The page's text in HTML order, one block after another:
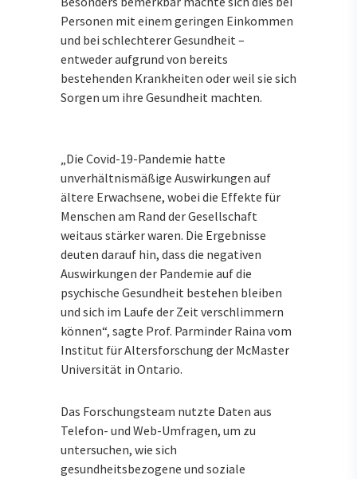
Personen mit einem geringen Einkommen
und bei schlechterer Gesundheit –
entweder aufgrund von bereits
bestehenden Krankheiten oder weil sie sich
Sorgen um ihre Gesundheit machten.
„Die Covid-19-Pandemie hatte
unverhältnismäßige Auswirkungen auf
ältere Erwachsene, wobei die Effekte für
Menschen am Rand der Gesellschaft
weitaus stärker waren. Die Ergebnisse
deuten darauf hin, dass die negativen
Auswirkungen der Pandemie auf die
psychische Gesundheit bestehen bleiben
und sich im Laufe der Zeit verschlimmern
können“, sagte Prof. Parminder Raina vom
Institut für Altersforschung der McMaster
Universität in Ontario.
Das Forschungsteam nutzte Daten aus
Telefon- und Web-Umfragen, um zu
untersuchen, wie sich
gesundheitsbezogene und soziale